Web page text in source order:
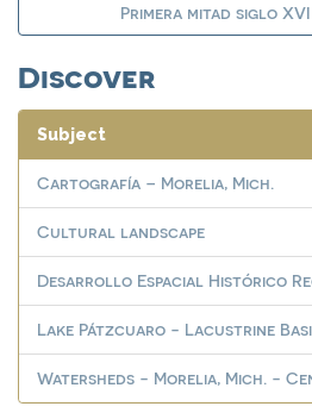
Primera mitad siglo XVI
Discover
Subject
Cartografía – Morelia, Mich.
Cultural landscape
Desarrollo Espacial Histórico
Lake Pátzcuaro - Lacustrine
Watersheds - Morelia, Mich. -